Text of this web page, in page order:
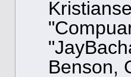
Benson,